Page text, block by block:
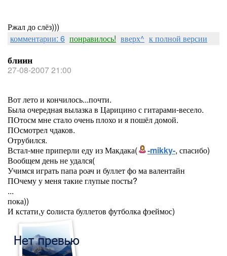
Ржал до слёз)))
комментарии: 6 понравилось! вверх^ к полной версии
блиин
27-08-2007 21:00
Вот лето и кончилось...почти.
Была очередная вылазка в Царицино с гитарами-весело.
ПОтосм мне стало очень плохо и я пошёл домой.
ПОсмотрел чдаков.
Отрубился.
Встал-мне приперли еду из Макдака(
-mikky-, спасибо)
Вообщем день не удался(
Учимся играть папа роач и буллет фо ма валентайн
ПОчему у меня такие глупые посты?
...
пока))
И кстати,у cолиста буллетов футболка фэеймос)